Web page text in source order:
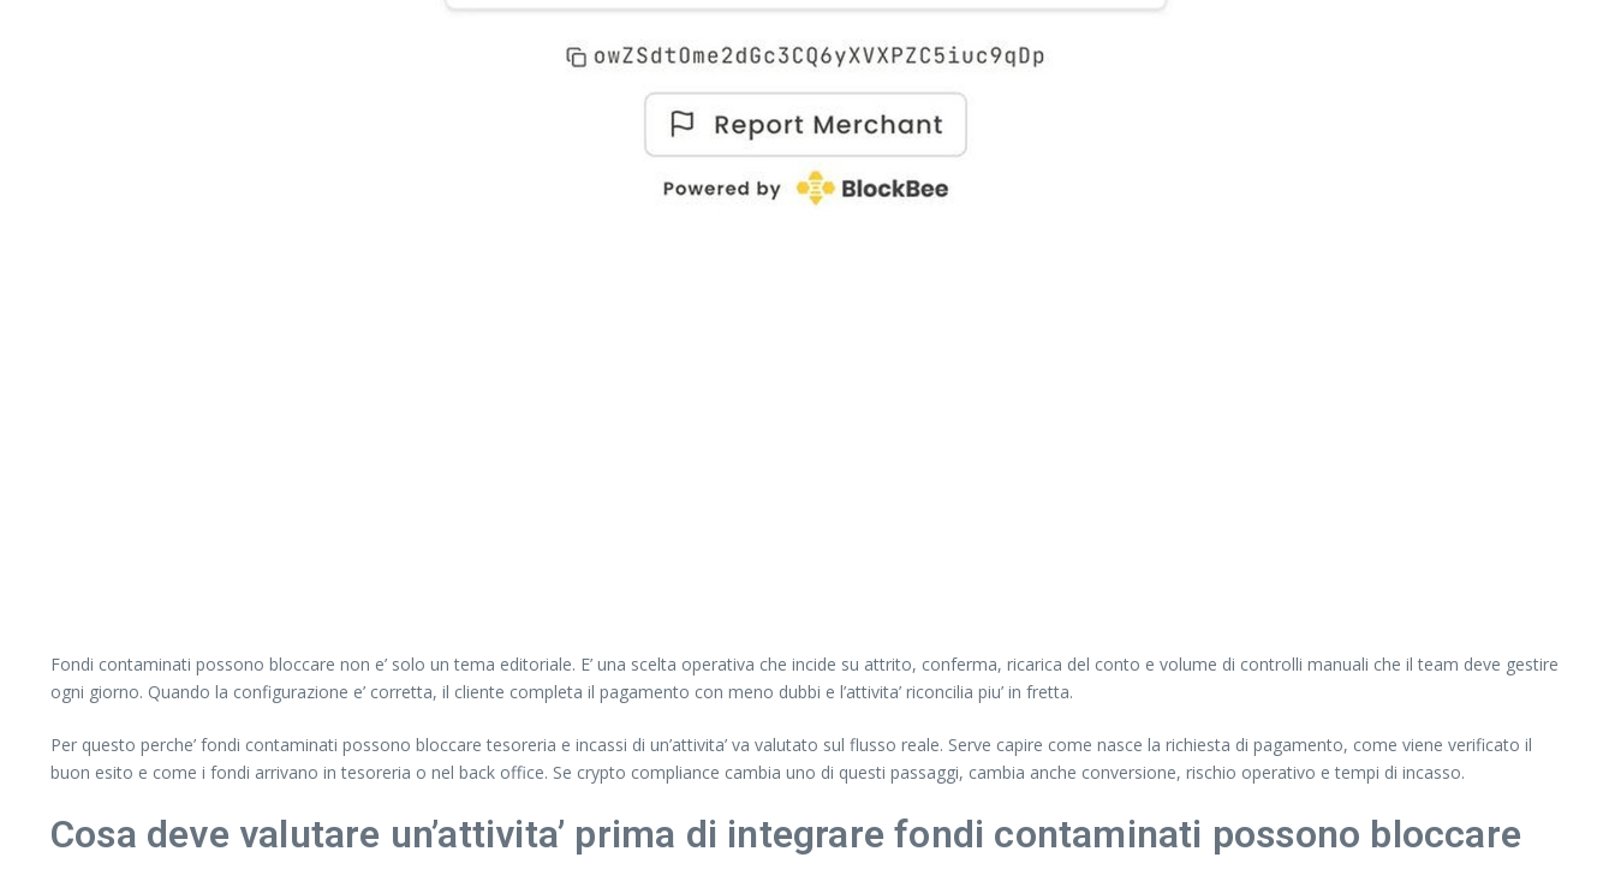
Fondi contaminati possono bloccare non e’ solo un tema editoriale. E’ una scelta operativa che incide su attrito, conferma, ricarica del conto e volume di controlli manuali che il team deve gestire
ogni giorno. Quando la configurazione e’ corretta, il cliente completa il pagamento con meno dubbi e l’attivita’ riconcilia piu’ in fretta.
Per questo perche’ fondi contaminati possono bloccare tesoreria e incassi di un’attivita’ va valutato sul flusso reale. Serve capire come nasce la richiesta di pagamento, come viene verificato il
buon esito e come i fondi arrivano in tesoreria o nel back office. Se crypto compliance cambia uno di questi passaggi, cambia anche conversione, rischio operativo e tempi di incasso.
Cosa deve valutare un’attivita’ prima di integrare fondi contaminati possono bloccare